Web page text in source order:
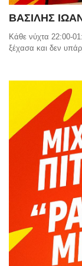
ΒΑΣΙΛΗΣ
Κάθε νύχτα 22:00-
ξέχασα και δεν